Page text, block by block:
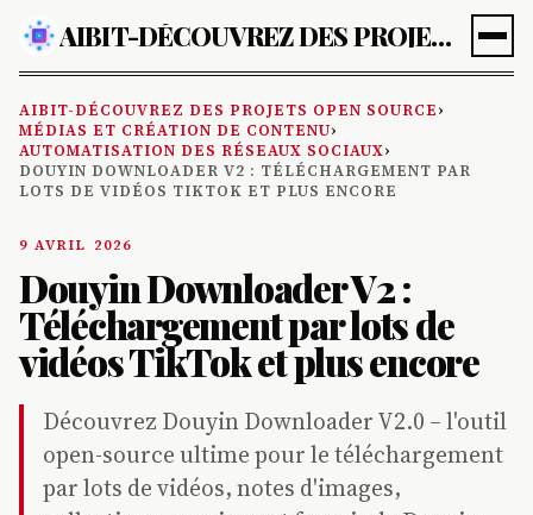
AIBIT-DÉCOUVREZ DES PROJETS OPEN SOURCE
AIBIT-DÉCOUVREZ DES PROJETS OPEN SOURCE›
MÉDIAS ET CRÉATION DE CONTENU›
AUTOMATISATION DES RÉSEAUX SOCIAUX›
DOUYIN DOWNLOADER V2 : TÉLÉCHARGEMENT PAR
LOTS DE VIDÉOS TIKTOK ET PLUS ENCORE
9 AVRIL 2026
Douyin Downloader V2 :
Téléchargement par lots de
vidéos TikTok et plus encore
Découvrez Douyin Downloader V2.0 – l'outil
open-source ultime pour le téléchargement
par lots de vidéos, notes d'images,